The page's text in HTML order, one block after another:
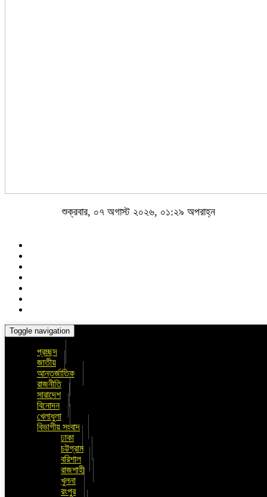
শুক্রবার, ০৭ অগাস্ট ২০২৬, ০১:২৯ অপরাহ্ন
Toggle navigation
প্রচ্ছদ
জাতীয়
আন্তর্জাতিক
রাজনীতি
সারাদেশ
বিনোদন
খেলাধুলা
বিভাগীয় সংবাদ
ঢাকা
চট্টগ্রাম
বরিশাল
রাজশাহী
খুলনা
রংপুর